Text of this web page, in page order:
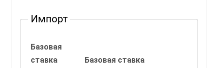
Импорт
Базовая
ставка
Базовая ставка